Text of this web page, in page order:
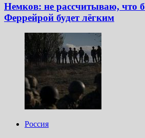
Немков: не рассчитываю, что
Феррейрой будет лёгким
Россия